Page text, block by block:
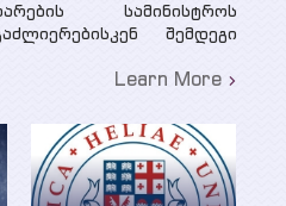
სამინისტროს
შემდეგი
Learn More